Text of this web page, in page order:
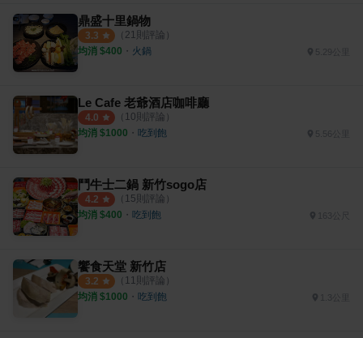
鼎盛十里鍋物
3.3 （ 21則評論）
均消 $400 ・ 火鍋 5.29公里
Le Cafe 老爺酒店咖啡廳
4.0 （ 10則評論）
均消 $1000 ・ 吃到飽 5.56公里
鬥牛士二鍋 新竹sogo店
4.2 （ 15則評論）
均消 $400 ・ 吃到飽
饗食天堂 新竹店
3.2 （ 11則評論）
均消 $1000 ・ 吃到飽